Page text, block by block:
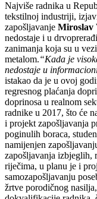
Najviše radnika u
tekstilnoj industriji,
zapošljavanje Miroslav
nedostaje i u
zanimanja koja su u
metalom.“Kada je
nedostaje u
istakao da je u ovoj
regresnog plaćanja
doprinosa u realnom
radnike u 2017, što će
i projekt zapošljavanja
poginulih boraca,
namijenjen
zapošljavanja izbjeglih,
riječima, u planu je i
samozapošljavanju
žrtve porodičnog